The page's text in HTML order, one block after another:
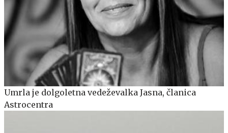
Umrla je dolgoletna vedeževalka Jasna, članica
Astrocentra